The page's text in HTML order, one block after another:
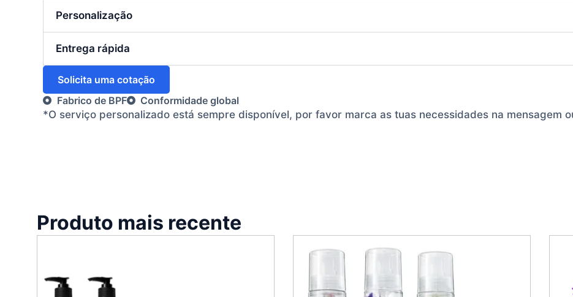
Personalização
Entrega rápida
Solicita uma cotação
Fabrico de BPF
Conformidade global
*O serviço personalizado está sempre disponível, por favor marca as tuas necessidades na mensagem
Produto mais recente